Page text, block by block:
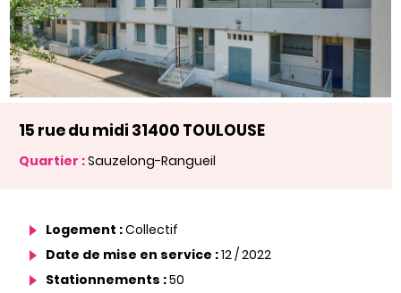
15 rue du midi 31400 TOULOUSE
Quartier :Sauzelong-Rangueil
Logement :Collectif
Date de mise en service :12 / 2022
Stationnements :50